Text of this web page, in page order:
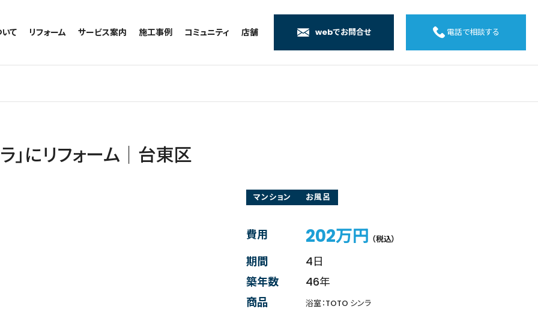
て リフォーム
お風呂のリフォーム
洗面台のリフォーム
水回りのリフォーム
サービス案内
相談室・よくある質問
施工事例
トイレの施工事例
キッチンの施工事例
コミュニティ
アルブル通信
ブログ
店舗
墨田店
日本橋店
webでお問合せ 電話で相談する
」にリフォーム｜台東区
マンション お風呂
費用 202万円 （税込）
期間
4日
築年数
46年
商品
浴室：TOTO シンラ